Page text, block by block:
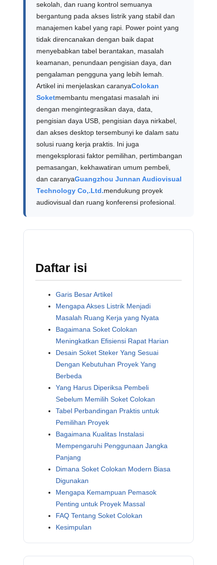
sekolah, dan ruang kontrol semuanya
bergantung pada akses listrik yang stabil dan
manajemen kabel yang rapi. Power point yang
tidak direncanakan dengan baik dapat
menyebabkan tabel berantakan, masalah
keamanan, penundaan pengisian daya, dan
pengalaman pengguna yang lebih lemah.
Artikel ini menjelaskan caranyaColokan
Soketmembantu mengatasi masalah ini
dengan mengintegrasikan daya, data,
pengisian daya USB, pengisian daya nirkabel,
dan akses desktop tersembunyi ke dalam satu
solusi ruang kerja praktis. Ini juga
mengeksplorasi faktor pemilihan, pertimbangan
pemasangan, kekhawatiran umum pembeli,
dan caranyaGuangzhou Junnan Audiovisual
Technology Co,.Ltd.mendukung proyek
audiovisual dan ruang konferensi profesional.
Daftar isi
Garis Besar Artikel
Mengapa Akses Listrik Menjadi
Masalah Ruang Kerja yang Nyata
Bagaimana Soket Colokan
Meningkatkan Efisiensi Rapat Harian
Desain Soket Steker Yang Sesuai
Dengan Kebutuhan Proyek Yang
Berbeda
Yang Harus Diperiksa Pembeli
Sebelum Memilih Soket Colokan
Tabel Perbandingan Praktis untuk
Pemilihan Proyek
Bagaimana Kualitas Instalasi
Mempengaruhi Penggunaan Jangka
Panjang
Dimana Soket Colokan Modern Biasa
Digunakan
Mengapa Kemampuan Pemasok
Penting untuk Proyek Massal
FAQ Tentang Soket Colokan
Kesimpulan